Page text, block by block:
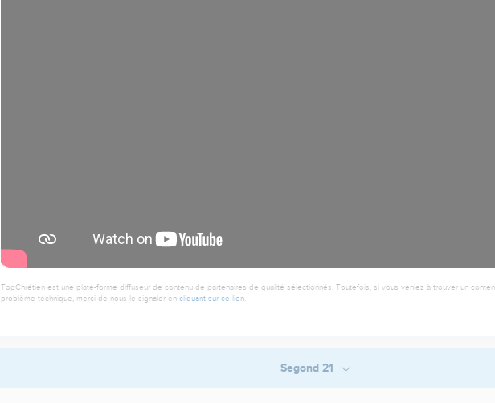
TopChrétien est une plate-forme diffuseur de contenu de partenaires de qualité sélectionnés. Toutefois, si vous veniez à trouver un
problème technique, merci de nous le signaler en cliquant sur ce lien
Segond 21